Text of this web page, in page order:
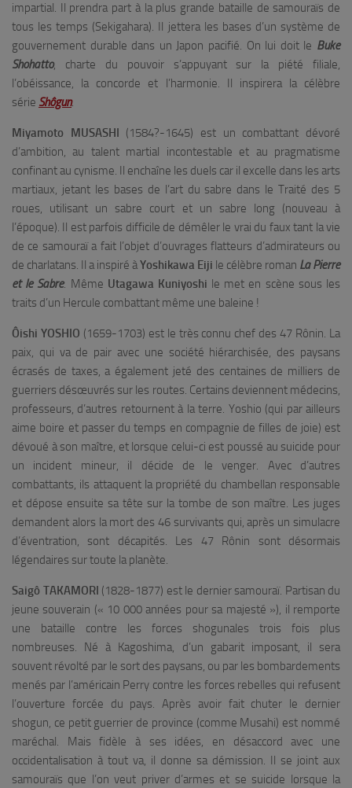
impartial. Il prendra part à la plus grande bataille de samouraïs de
tous les temps (Sekigahara). Il jettera les bases d’un système de
gouvernement durable dans un Japon pacifié. On lui doit le Buke
Shohatto, charte du pouvoir s’appuyant sur la piété filiale,
l’obéissance, la concorde et l’harmonie. Il inspirera la célèbre
série Shôgun.
Miyamoto MUSASHI (1584?-1645) est un combattant dévoré
d’ambition, au talent martial incontestable et au pragmatisme
confinant au cynisme. Il enchaîne les duels car il excelle dans les arts
martiaux, jetant les bases de l’art du sabre dans le Traité des 5
roues, utilisant un sabre court et un sabre long (nouveau à
l’époque). Il est parfois difficile de démêler le vrai du faux tant la vie
de ce samouraï a fait l’objet d’ouvrages flatteurs d’admirateurs ou
de charlatans. Il a inspiré àYoshikawa Eiji le célèbre roman La Pierre
et le Sabre. Même Utagawa Kuniyoshi le met en scène sous les
traits d’un Hercule combattant même une baleine !
Ôishi YOSHIO (1659-1703) est le très connu chef des 47 Rônin. La
paix, qui va de pair avec une société hiérarchisée, des paysans
écrasés de taxes, a également jeté des centaines de milliers de
guerriers désœuvrés sur les routes. Certains deviennent médecins,
professeurs, d’autres retournent à la terre. Yoshio (qui par ailleurs
aime boire et passer du temps en compagnie de filles de joie) est
dévoué à son maître, et lorsque celui-ci est poussé au suicide pour
un incident mineur, il décide de le venger. Avec d’autres
combattants, ils attaquent la propriété du chambellan responsable
et dépose ensuite sa tête sur la tombe de son maître. Les juges
demandent alors la mort des 46 survivants qui, après un simulacre
d’éventration, sont décapités. Les 47 Rônin sont désormais
légendaires sur toute la planète.
Saigô TAKAMORI (1828-1877) est le dernier samouraï. Partisan du
jeune souverain (« 10 000 années pour sa majesté »), il remporte
une bataille contre les forces shogunales trois fois plus
nombreuses. Né à Kagoshima, d’un gabarit imposant, il sera
souvent révolté par le sort des paysans, ou par les bombardements
menés par l’américain Perry contre les forces rebelles qui refusent
l’ouverture forcée du pays. Après avoir fait chuter le dernier
shogun, ce petit guerrier de province (comme Musahi) est nommé
maréchal. Mais fidèle à ses idées, en désaccord avec une
occidentalisation à tout va, il donne sa démission. Il se joint aux
samouraïs que l’on veut priver d’armes et se suicide lorsque la